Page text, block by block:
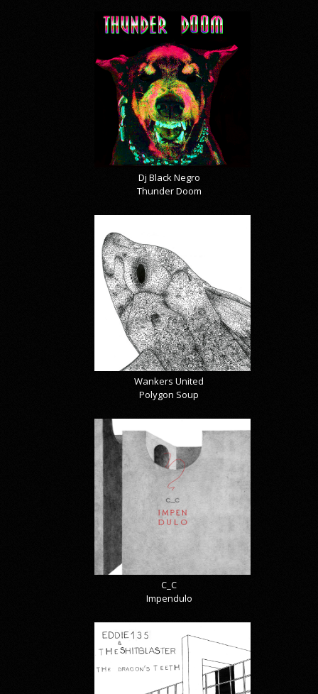
Dj Black Negro
Thunder Doom
Wankers United
Polygon Soup
C_C
Impendulo